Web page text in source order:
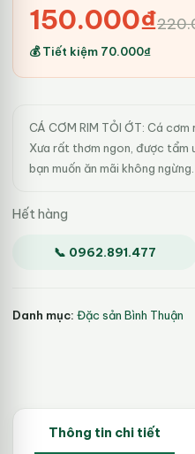
Giá
gốc
là:
220.000₫.
150.000₫
Giá
hiện
tại
là:
150.000₫.
💰 Tiết kiệm 70.000₫
CÁ CƠM RIM TỎI ỚT: Cá
Xưa rất thơm ngon, được tẩm
bạn muốn ăn mãi không ngừng.
Hết hàng
📞 0962.891.477
Danh mục: Đặc sản Bình Thuận
Thông tin chi tiết